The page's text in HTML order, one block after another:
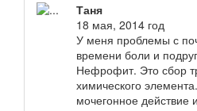
Таня
18 мая, 2014 год
У меня проблемы с
времени боли и
Нефрофит. Это сбор
химического
мочегонное действие